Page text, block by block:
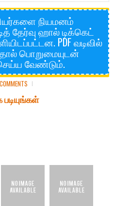
நியமனம்
தேர்வு ஹால் டிக்கெட்
PDF வடிவில்
பொறுமையுடன்
வேண்டும்.
படியுங்கள்